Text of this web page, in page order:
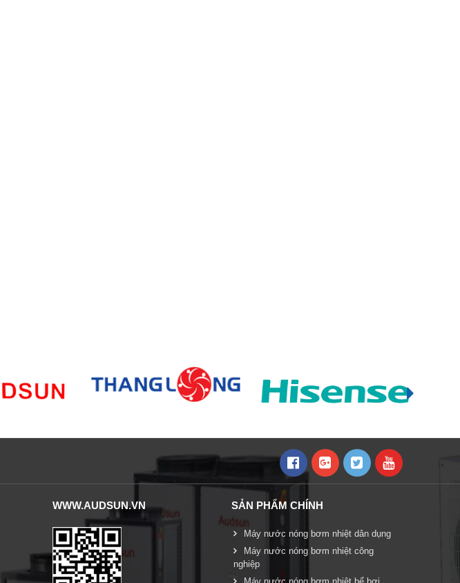
WWW.AUDSUN.VN SẢN PHẨM CHÍNH
Máy nước nóng bơm nhiệt dân dụng
Máy nước nóng bơm nhiệt công
nghiệp